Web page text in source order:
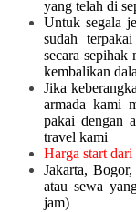
yang telah di
Untuk segala
sudah
secara sepihak
kembalikan
Jika
armada kami
pakai dengan
travel kami
Harga start
Jakarta,
atau sewa
jam)